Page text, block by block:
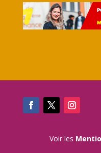
Voir les